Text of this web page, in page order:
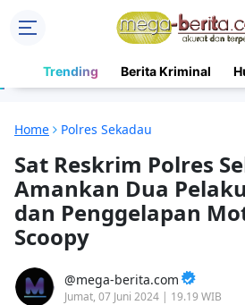
Trending Berita Kriminal
Home Polres Sekadau
Sat Reskrim Polres
Amankan Dua
dan Penggelapan
Scoopy
mega-berita.com
Jumat, 07 Juni 2024 | 19.19 WIB